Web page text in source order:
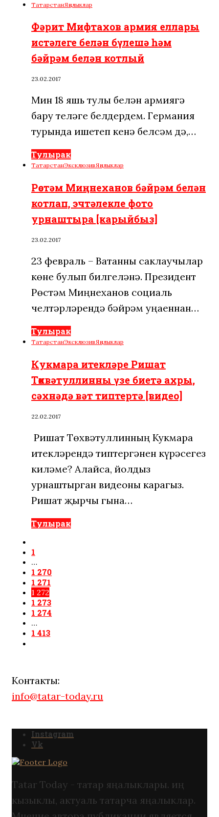
ТатарстанЯңалыклар
Фәрит Мифтахов армия еллары
истәлеге белән бүлешә һәм
бәйрәм белән котлый
23.02.2017
Мин 18 яшь тулы белән армиягә
бару теләге белдердем. Германия
турында ишетеп кенә белсәм дә,…
Тулырак
ТатарстанЭксклюзивЯңалыклар
Рөстәм Миңнеханов бәйрәм белән
котлап, эчтәлекле фото
урнаштыра [карыйбыз]
23.02.2017
23 февраль – Ватанны саклаучылар
көне булып билгеләнә. Президент
Рөстәм Миңнеханов социаль
челтәрләрендә бәйрәм уңаеннан…
Тулырак
ТатарстанЭксклюзивЯңалыклар
Кукмара итекләре Ришат
Төхвәтуллинны үзе биетә ахры,
сәхнәдә вәт типтертә [видео]
22.02.2017
Ришат Төхвәтуллинның Кукмара
итекләрендә типтергәнен күрәсегез
киләме? Алайса, йолдыз
урнаштырган видеоны карагыз.
Ришат җырчы гына…
Тулырак
1
…
1 270
1 271
1 272
1 273
1 274
…
1 413
Контакты:
info@tatar-today.ru
Instagram
Vk
Tatar Today - татар яңалыклары. иң
кызыклы, актуаль татарча яңалыклар.